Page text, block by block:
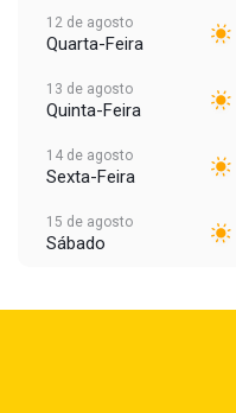
12 de agosto
Quarta-Feira
13 de agosto
Quinta-Feira
14 de agosto
Sexta-Feira
15 de agosto
Sábado